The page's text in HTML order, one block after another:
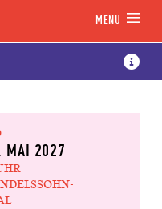
MENÜ
MAI 2027